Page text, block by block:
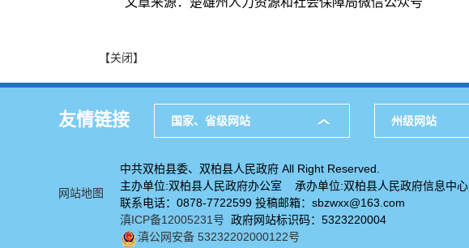
【关闭】
友情链接 国家、省级网站 州级网站
网站地图
中共双柏县委、双柏县人民政府 All Right Reserved.
主办单位:双柏县人民政府办公室 承办单位:双柏县人民政府信息中心
联系电话：0878-7722599 投稿邮箱：sbzwxx@163.com
滇ICP备12005231号 政府网站标识码：5323220004
滇公网安备 53232202000122号